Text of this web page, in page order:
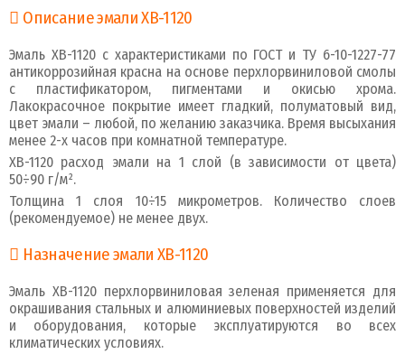
Описание эмали ХВ-1120
Эмаль ХВ-1120 с характеристиками по ГОСТ и ТУ 6-10-1227-77
антикоррозийная красна на основе перхлорвиниловой смолы
с пластификатором, пигментами и окисью хрома.
Лакокрасочное покрытие имеет гладкий, полуматовый вид,
цвет эмали – любой, по желанию заказчика. Время высыхания
менее 2-х часов при комнатной температуре.
ХВ-1120 расход эмали на 1 слой (в зависимости от цвета)
50÷90 г/м².
Толщина 1 слоя 10÷15 микрометров. Количество слоев
(рекомендуемое) не менее двух.
Назначение эмали ХВ-1120
Эмаль ХВ-1120 перхлорвиниловая зеленая применяется для
окрашивания стальных и алюминиевых поверхностей изделий
и оборудования, которые эксплуатируются во всех
климатических условиях.